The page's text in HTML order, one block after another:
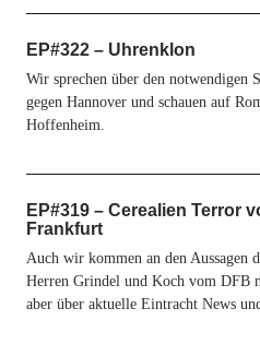
EP#322 – Uhrenklon
Wir sprechen über den notwendigen
gegen Hannover und schauen auf
Hoffenheim.
EP#319 – Cerealien Terror
Frankfurt
Auch wir kommen an den Aussagen
Herren Grindel und Koch vom DFB
aber über aktuelle Eintracht News